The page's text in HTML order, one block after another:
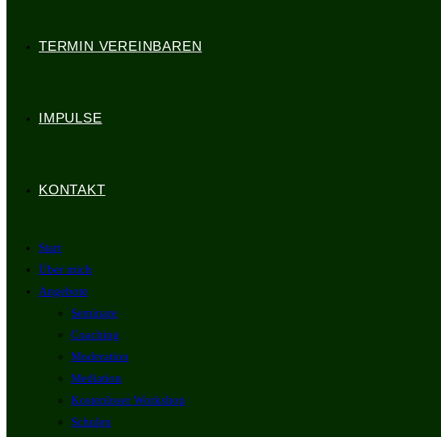
TERMIN VEREINBAREN
IMPULSE
KONTAKT
Start
Über mich
Angebote
Seminare
Coaching
Moderation
Mediation
Kostenloser Workshop
Schulen